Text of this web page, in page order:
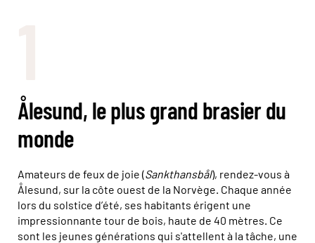
Ålesund, le plus grand brasier du
monde
Amateurs de feux de joie (Sankthansbål), rendez-vous à
Ålesund, sur la côte ouest de la Norvège. Chaque année
lors du solstice d’été, ses habitants érigent une
impressionnante tour de bois, haute de 40 mètres. Ce
sont les jeunes générations qui s'attellent à la tâche, une